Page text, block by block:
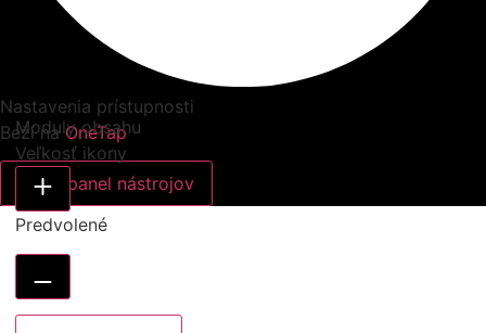
Nastavenia prístupnosti
Beží naOneTap
Skryť panel nástrojov
Moduly obsahu
Veľkosť ikony
Predvolené